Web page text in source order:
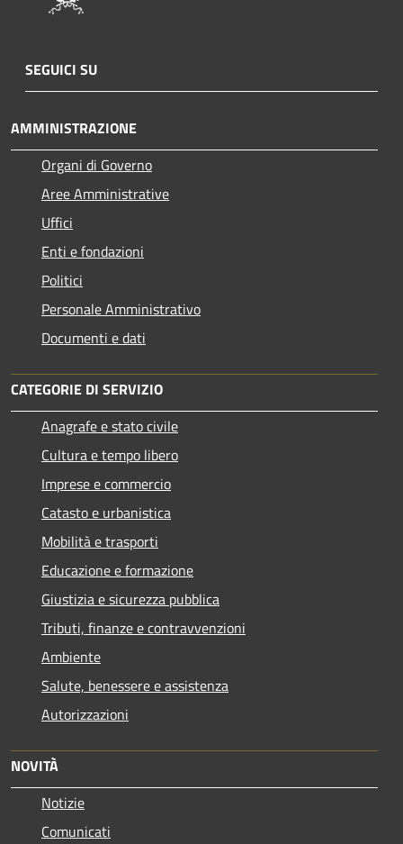
SEGUICI SU
AMMINISTRAZIONE
Organi di Governo
Aree Amministrative
Uffici
Enti e fondazioni
Politici
Personale Amministrativo
Documenti e dati
CATEGORIE DI SERVIZIO
Anagrafe e stato civile
Cultura e tempo libero
Imprese e commercio
Catasto e urbanistica
Mobilità e trasporti
Educazione e formazione
Giustizia e sicurezza pubblica
Tributi, finanze e contravvenzioni
Ambiente
Salute, benessere e assistenza
Autorizzazioni
NOVITÀ
Notizie
Comunicati